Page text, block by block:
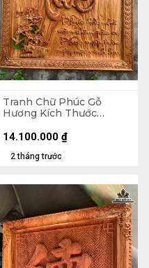
Tranh Chữ Phúc Gỗ
Hương Kích Thước
2 tháng trước
14.100.000 ₫